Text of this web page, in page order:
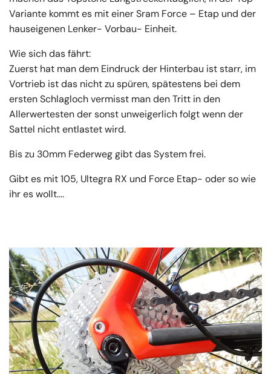
Variante kommt es mit einer Sram Force – Etap und der
hauseigenen Lenker- Vorbau- Einheit.
Wie sich das fährt:
Zuerst hat man dem Eindruck der Hinterbau ist starr, im
Vortrieb ist das nicht zu spüren, spätestens bei dem
ersten Schlagloch vermisst man den Tritt in den
Allerwertesten der sonst unweigerlich folgt wenn der
Sattel nicht entlastet wird.
Bis zu 30mm Federweg gibt das System frei.
Gibt es mit 105, Ultegra RX und Force Etap- oder so wie
ihr es wollt….